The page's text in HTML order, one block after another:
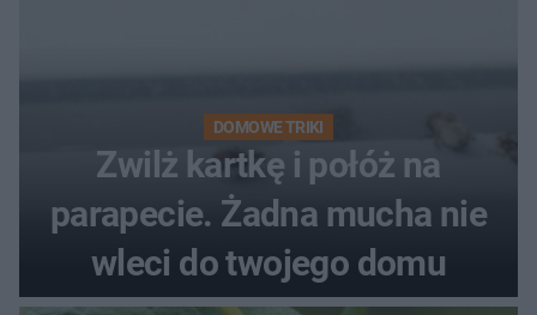
DOMOWE TRIKI
Zwilż kartkę i połóż na
parapecie. Żadna mucha nie
wleci do twojego domu